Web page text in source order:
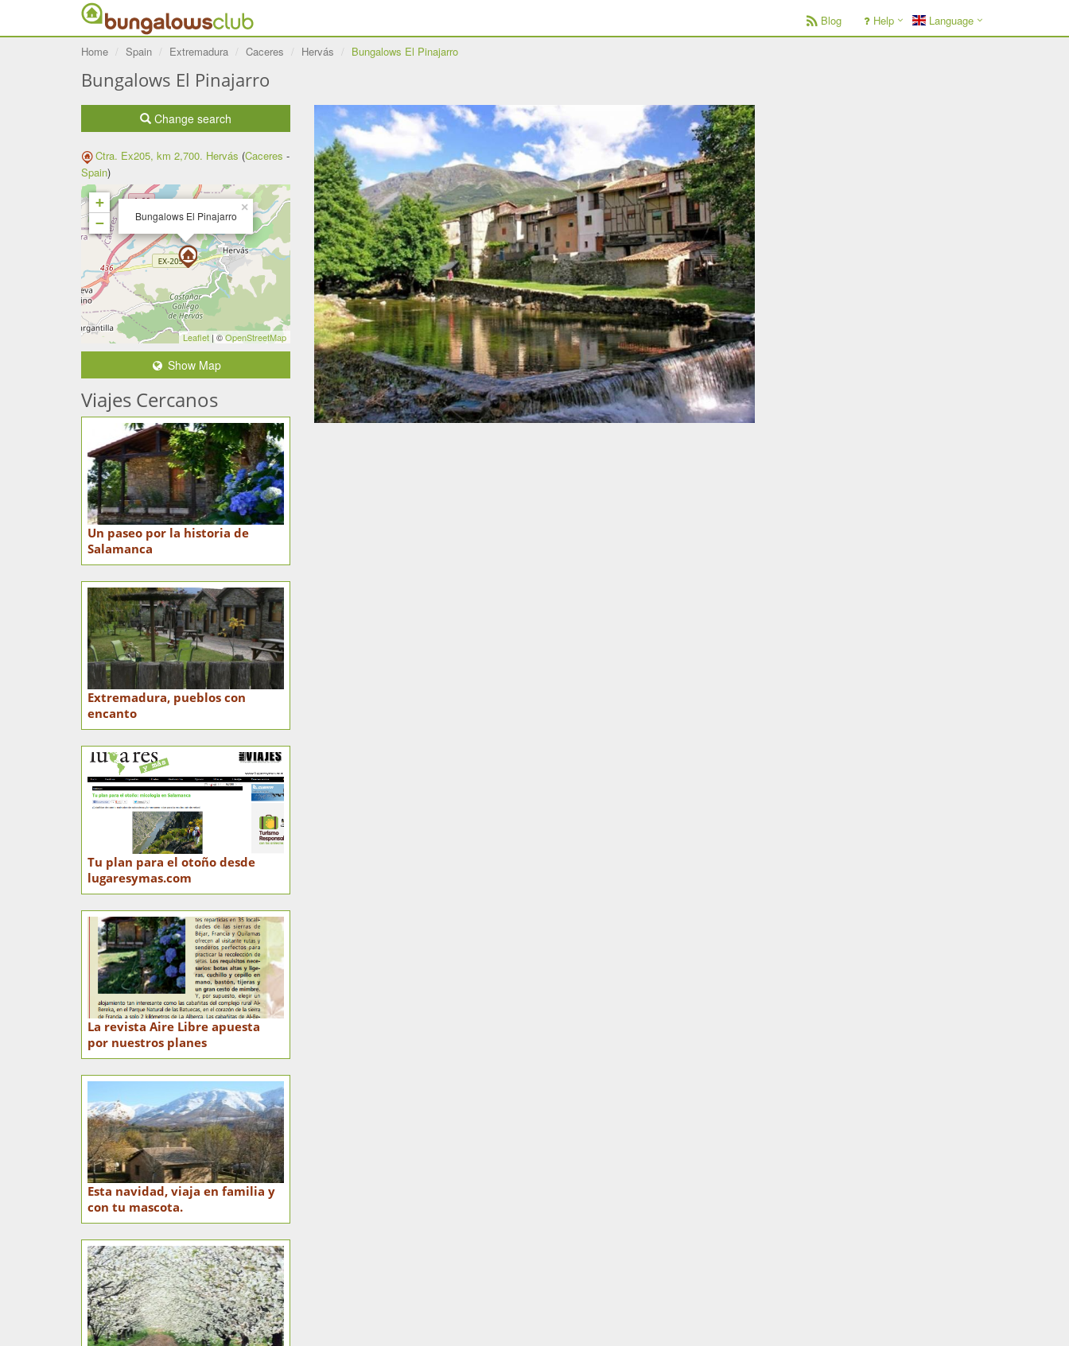
Blog Help Language
Home Spain Extremadura Caceres Hervás Bungalows El Pinajarro
Bungalows El Pinajarro
Change search
Ctra. Ex205, km 2,700. Hervás (Caceres -
Spain)
Bungalows El Pinajarro
×
+
−
Leaflet| ©OpenStreetMap
Show Map
Viajes Cercanos
Un paseo por la historia de
Salamanca
Extremadura, pueblos con
encanto
Tu plan para el otoño desde
lugaresymas.com
La revista Aire Libre apuesta
por nuestros planes
Esta navidad, viaja en familia y
con tu mascota.